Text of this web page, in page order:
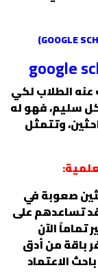
الطلاب لكي
سليم، فهو له
وتتمثل
صعوبة في
تساعدهم على
تماماً الآن
باقة من أدق
الاعتماد